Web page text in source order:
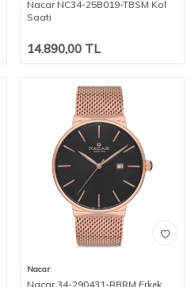
Nacar NC34-25B019-TBSM Kol
Saati
14.890,00 TL
Nacar
Nacar 34-290431-RBRM Erkek